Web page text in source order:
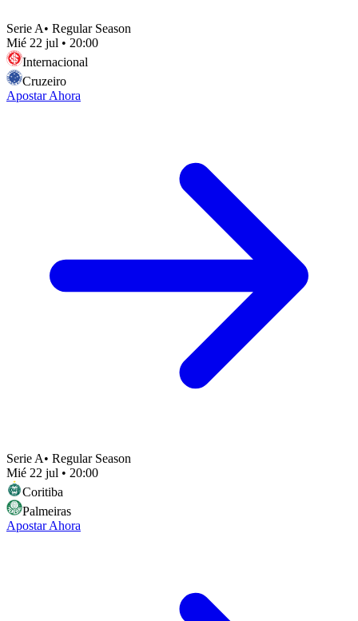
Serie A• Regular Season
Mié 22 jul • 20:00
Internacional
Cruzeiro
Apostar Ahora
Serie A• Regular Season
Mié 22 jul • 20:00
Coritiba
Palmeiras
Apostar Ahora